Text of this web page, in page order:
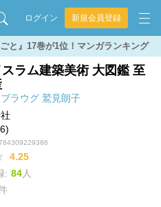
ログイン 新規会員登録
と』17巻が1位！マンガランキング
ラム建築美術 大図鑑 至
ラウグ 鷲見朗子
4.25
: 84人